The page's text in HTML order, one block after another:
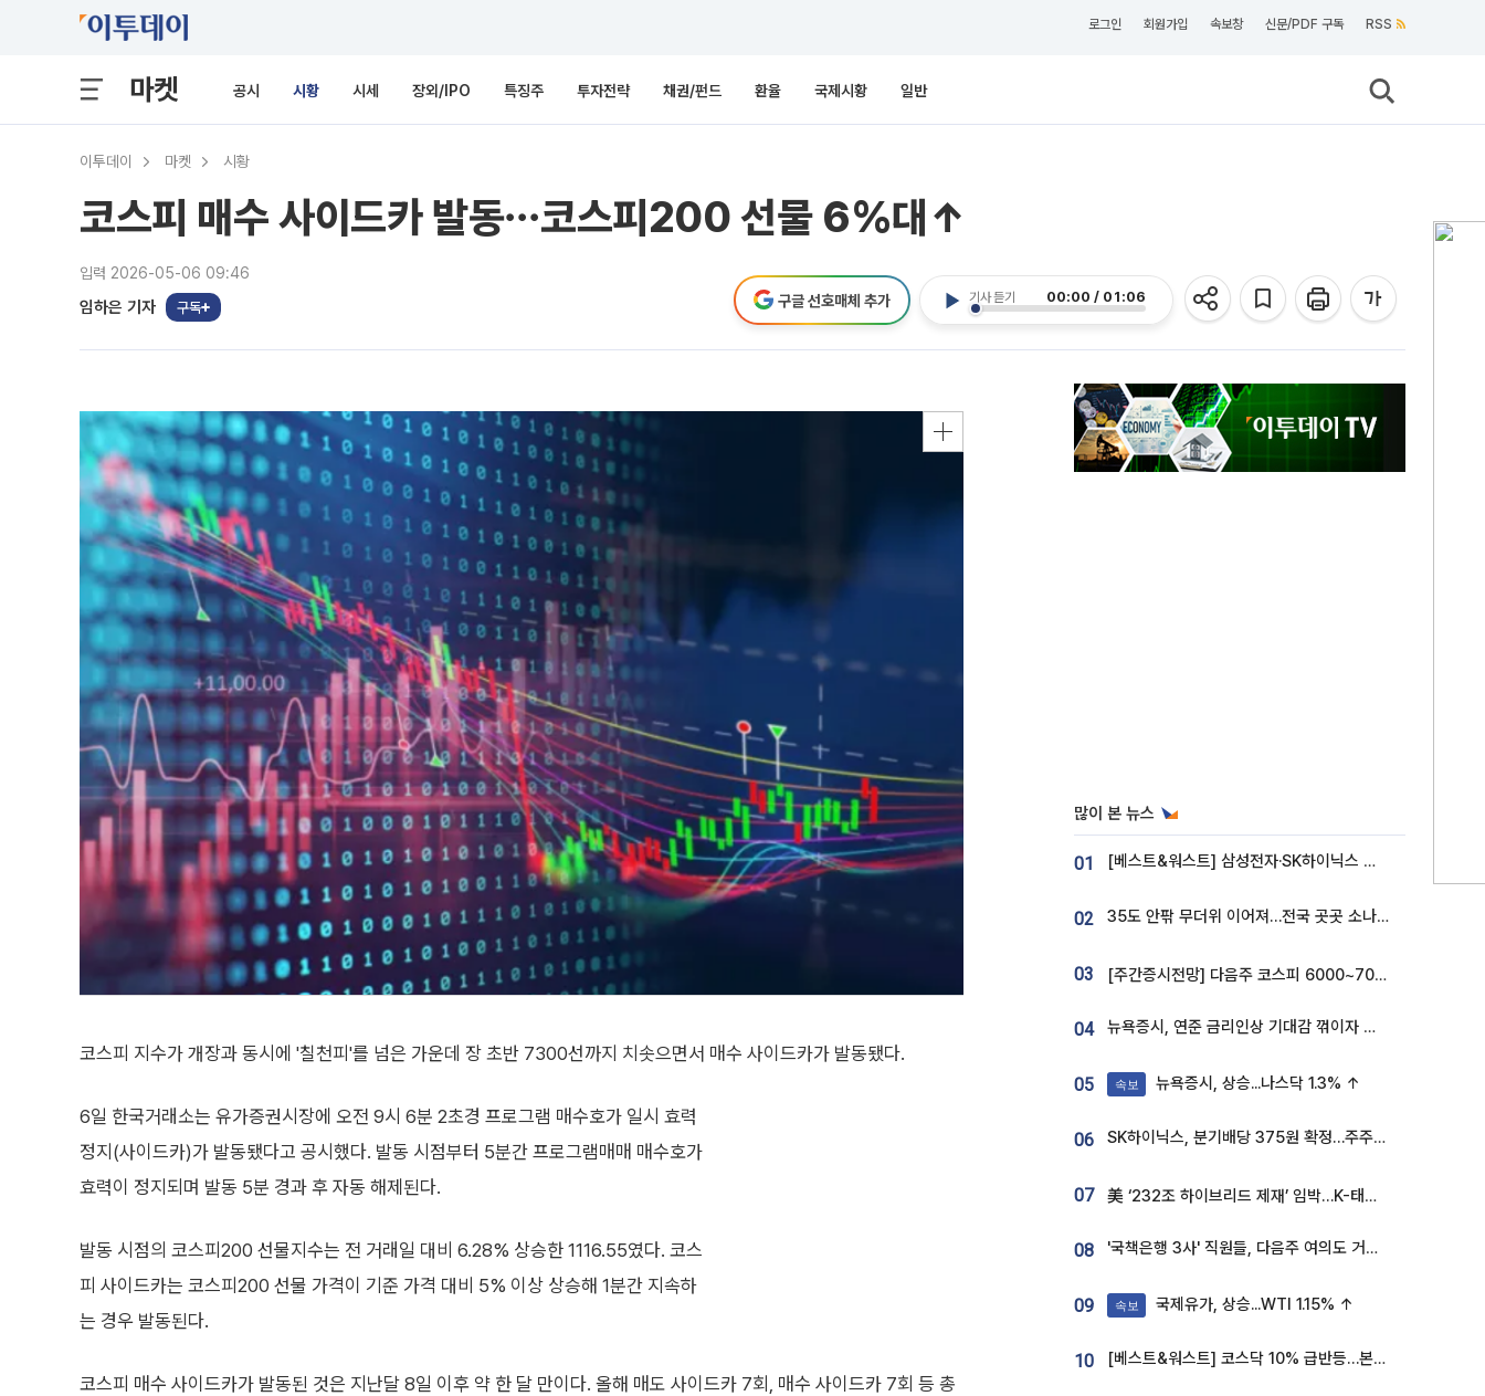
로그인 회원가입 속보창 신문/PDF 구독 RSS
마켓 공시 시황 시세 장외/IPO 특징주 투자전략 채권/펀드 환율 국제시황 일반
이투데이 마켓 시황
코스피 매수 사이드카 발동⋯코스피200 선물 6%대↑
입력 2026-05-06 09:46
임하은 기자 구독
기사 듣기 00:00 / 01:06
구글 선호매체 추가
코스피 지수가 개장과 동시에 '칠천피'를 넘은 가운데 장 초반 7300선까지 치솟으면서 매수 사이드카가 발동됐다.
6일 한국거래소는 유가증권시장에 오전 9시 6분 2초경 프로그램 매수호가 일시 효력
정지(사이드카)가 발동됐다고 공시했다. 발동 시점부터 5분간 프로그램매매 매수호가
효력이 정지되며 발동 5분 경과 후 자동 해제된다.
발동 시점의 코스피200 선물지수는 전 거래일 대비 6.28% 상승한 1116.55였다. 코스
피 사이드카는 코스피200 선물 가격이 기준 가격 대비 5% 이상 상승해 1분간 지속하
는 경우 발동된다.
코스피 매수 사이드카가 발동된 것은 지난달 8일 이후 약 한 달 만이다. 올해 매도 사이드카 7회, 매수 사이드카 7회 등 총
많이 본 뉴스
01 [베스트&워스트] 삼성전자·SK하이닉스 밀린 한 주…상상인증권은 85% 급등
02 35도 안팎 무더위 이어져…전국 곳곳 소나기 [오늘 날씨]
03 [주간증시전망] 다음주 코스피 6000~7000⋯“外人 수급은 정책이 변수”
04 뉴욕증시, 연준 금리인상 기대감 꺾이자 상승...S&P500 사상 최고치 [종합]
05 속보 뉴욕증시, 상승...나스닥 1.3% ↑
06 SK하이닉스, 분기배당 375원 확정…주주환원책 9월로 앞당겨 발표
07 美 ‘232조 하이브리드 제재’ 임박…K-태양광, 불확실성 털고 날개 다나
08 '국책은행 3사' 직원들, 다음주 여의도 거리 나서는 까닭은
09 속보 국제유가, 상승...WTI 1.15% ↑
10 [베스트&워스트] 코스닥 10% 급반등…본느, 최대주주 변경 기대에 270% 폭등